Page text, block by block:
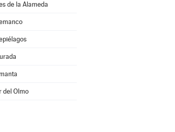
de la Alameda
del Olmo